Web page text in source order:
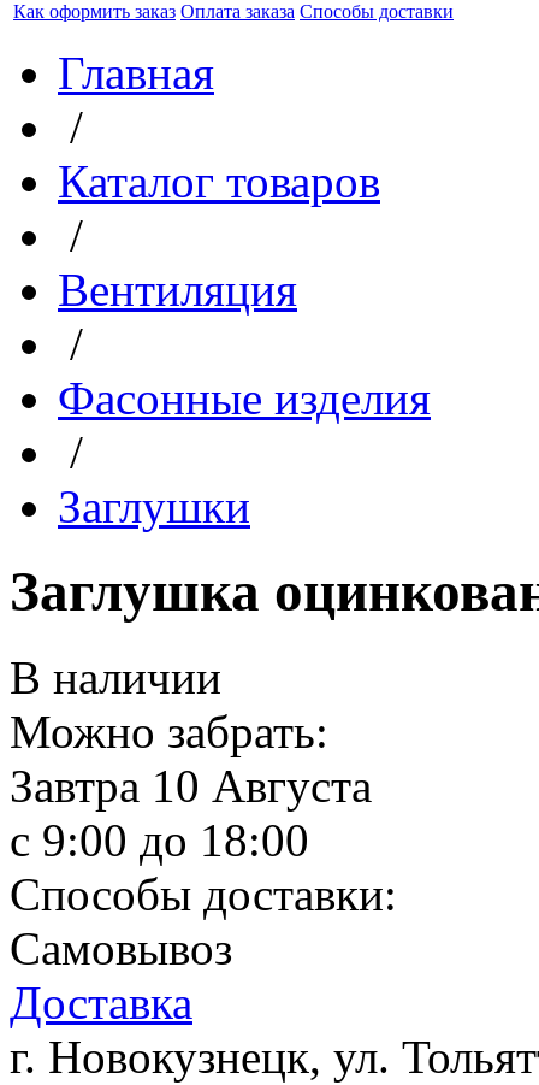
Как оформить заказ Оплата заказа Способы доставки
Главная
/
Каталог товаров
/
Вентиляция
/
Фасонные изделия
/
Заглушки
Заглушка
В наличии
Можно забрать:
Завтра 10 Августа
c 9:00 до 18:00
Способы доставки:
Самовывоз
Доставка
г. Новокузнецк, ул.